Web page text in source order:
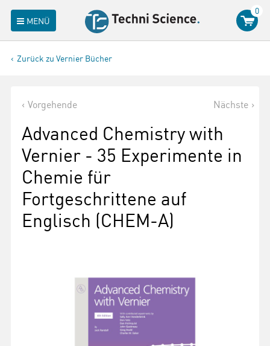
MENÜ
0
Zurück zu Vernier Bücher
Vorgehende Nächste
Advanced Chemistry with
Vernier - 35 Experimente in
Chemie für
Fortgeschrittene auf
Englisch (CHEM-A)